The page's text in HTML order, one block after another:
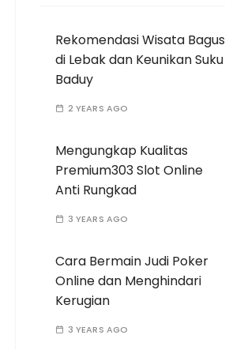
Rekomendasi Wisata Bagus
di Lebak dan Keunikan Suku
Baduy
2 YEARS AGO
Mengungkap Kualitas
Premium303 Slot Online
Anti Rungkad
3 YEARS AGO
Cara Bermain Judi Poker
Online dan Menghindari
Kerugian
3 YEARS AGO